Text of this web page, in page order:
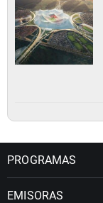
PROGRAMAS
EMISORAS